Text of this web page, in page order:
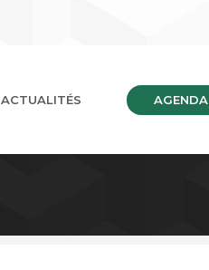
ACTUALITÉS AGENDA